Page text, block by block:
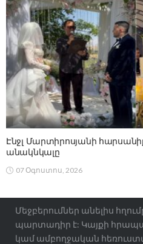
Էնջլ Մարտիրոսյանի
անակնկալը
07 Օգոստոս, 2026
Մեջբերումներ անելիս
պարտադիր է: Կայքի
կամ ամբողջական